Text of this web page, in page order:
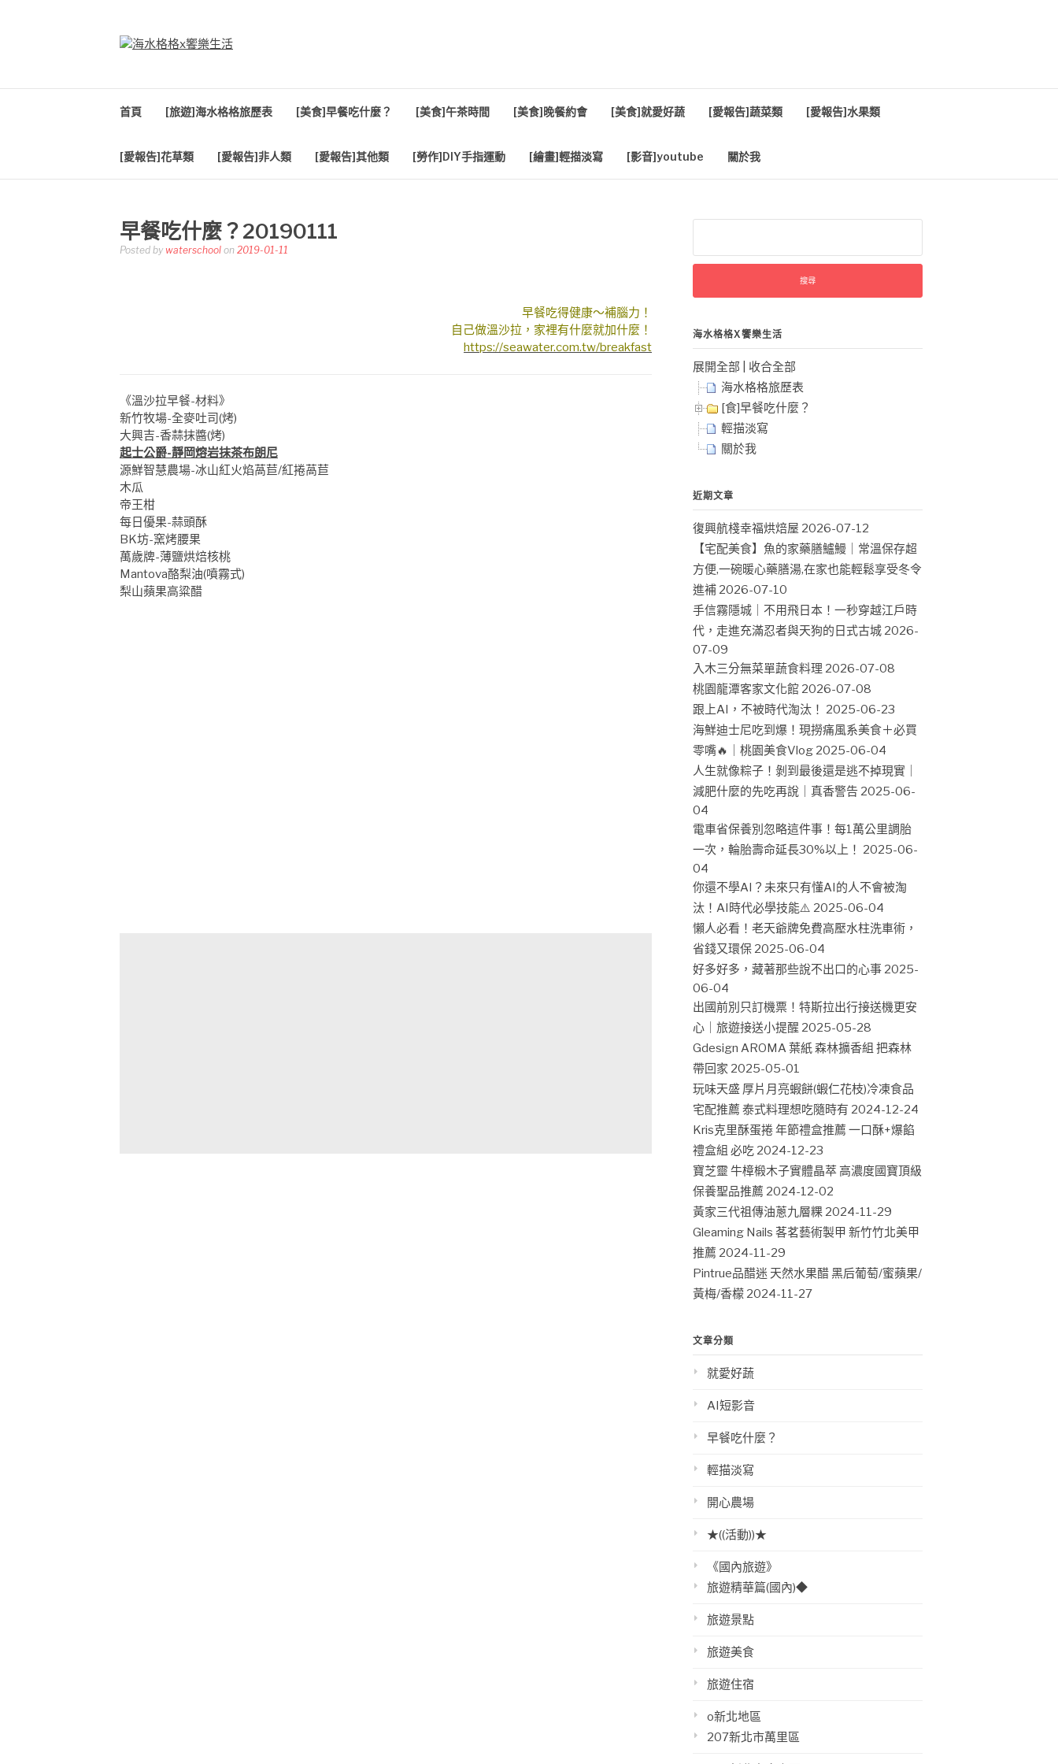
首頁 [旅遊]海水格格旅歷表 [美食]早餐吃什麼？ [美食]午茶時間 [美食]晚餐約會 [美食]就愛好蔬 [愛報告]蔬菜類 [愛報告]水果類
[愛報告]花草類 [愛報告]非人類 [愛報告]其他類 [勞作]DIY手指運動 [繪畫]輕描淡寫 [影音]youtube 關於我
早餐吃什麼？20190111
Posted by waterschool on 2019-01-11
早餐吃得健康～補腦力！
自己做溫沙拉，家裡有什麼就加什麼！
https://seawater.com.tw/breakfast
《溫沙拉早餐-材料》
新竹牧場-全麥吐司(烤)
大興吉-香蒜抹醬(烤)
起士公爵-靜岡熔岩抹茶布朗尼
源鮮智慧農場-冰山紅火焰萵苣/紅捲萵苣
木瓜
帝王柑
每日優果-蒜頭酥
BK坊-窯烤腰果
萬歲牌-薄鹽烘焙核桃
Mantova酪梨油(噴霧式)
梨山蘋果高粱醋
關
字:
海水格格X饗樂生活
展開全部
收合全部
海水格格旅歷表
[食]早餐吃什麼？
輕描淡寫
關於我
近期文章
復興航棧幸福烘焙屋 2026-07-12
【宅配美食】魚的家藥膳鱸鰻｜常溫保存超
方便,一碗暖心藥膳湯,在家也能輕鬆享受冬令
進補 2026-07-10
手信霧隱城｜不用飛日本！一秒穿越江戶時
代，走進充滿忍者與天狗的日式古城 2026-
07-09
入木三分無菜單蔬食料理 2026-07-08
桃園龍潭客家文化館 2026-07-08
跟上AI，不被時代淘汰！ 2025-06-23
海鮮迪士尼吃到爆！現撈痛風系美食＋必買
零嘴🔥｜桃園美食Vlog 2025-06-04
人生就像粽子！剝到最後還是逃不掉現實｜
減肥什麼的先吃再說｜真香警告 2025-06-
04
電車省保養別忽略這件事！每1萬公里調胎
一次，輪胎壽命延長30%以上！ 2025-06-
04
你還不學AI？未來只有懂AI的人不會被淘
汰！AI時代必學技能⚠️ 2025-06-04
懶人必看！老天爺牌免費高壓水柱洗車術，
省錢又環保 2025-06-04
好多好多，藏著那些說不出口的心事 2025-
06-04
出國前別只訂機票！特斯拉出行接送機更安
心｜旅遊接送小提醒 2025-05-28
Gdesign AROMA 葉紙 森林擴香組 把森林
帶回家 2025-05-01
玩味天盛 厚片月亮蝦餅(蝦仁花枝)冷凍食品
宅配推薦 泰式料理想吃隨時有 2024-12-24
Kris克里酥蛋捲 年節禮盒推薦 一口酥+爆餡
禮盒組 必吃 2024-12-23
寶芝靈 牛樟椴木子實體晶萃 高濃度國寶頂級
保養聖品推薦 2024-12-02
黃家三代祖傳油蔥九層粿 2024-11-29
Gleaming Nails 茖茗藝術製甲 新竹竹北美甲
推薦 2024-11-29
Pintrue品醋迷 天然水果醋 黑后葡萄/蜜蘋果/
黃梅/香檬 2024-11-27
文章分類
就愛好蔬
AI短影音
早餐吃什麼？
輕描淡寫
開心農場
★((活動))★
《國內旅遊》
旅遊精華篇(國內)◆
旅遊景點
旅遊美食
旅遊住宿
o新北地區
207新北市萬里區